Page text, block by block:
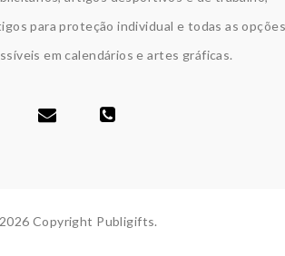
para proteção individual e todas as
em calendários e artes gráficas.
2026 Copyright Publigifts.